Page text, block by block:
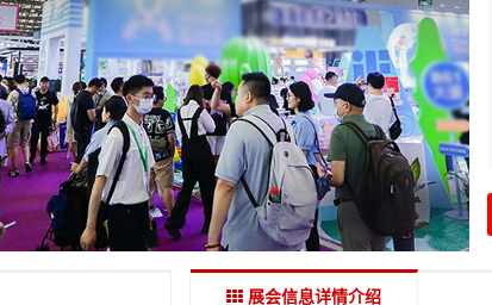
展会信息详情介绍